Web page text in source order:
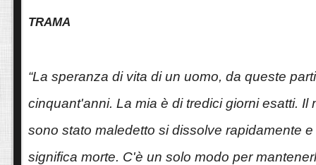
TRAMA
“La speranza di vita di un uomo, da queste
cinquant'anni. La mia è di tredici giorni esatti. Il
sono stato maledetto si dissolve rapidamente
significa morte. C'è un solo modo per